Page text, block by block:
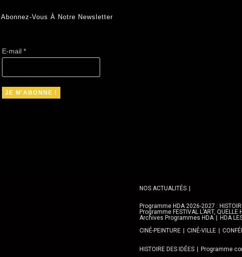
Abonnez-Vous À Notre Newsletter
E-mail *
NOS ACTUALITÉS
Programme HDA 2026-2027 :
Programme FESTIVAL L’ART,
Archives Programmes HDA
HDA
CINÉ-PEINTURE
CINÉ-VILLE
HISTOIRE DES IDÉES
Programme